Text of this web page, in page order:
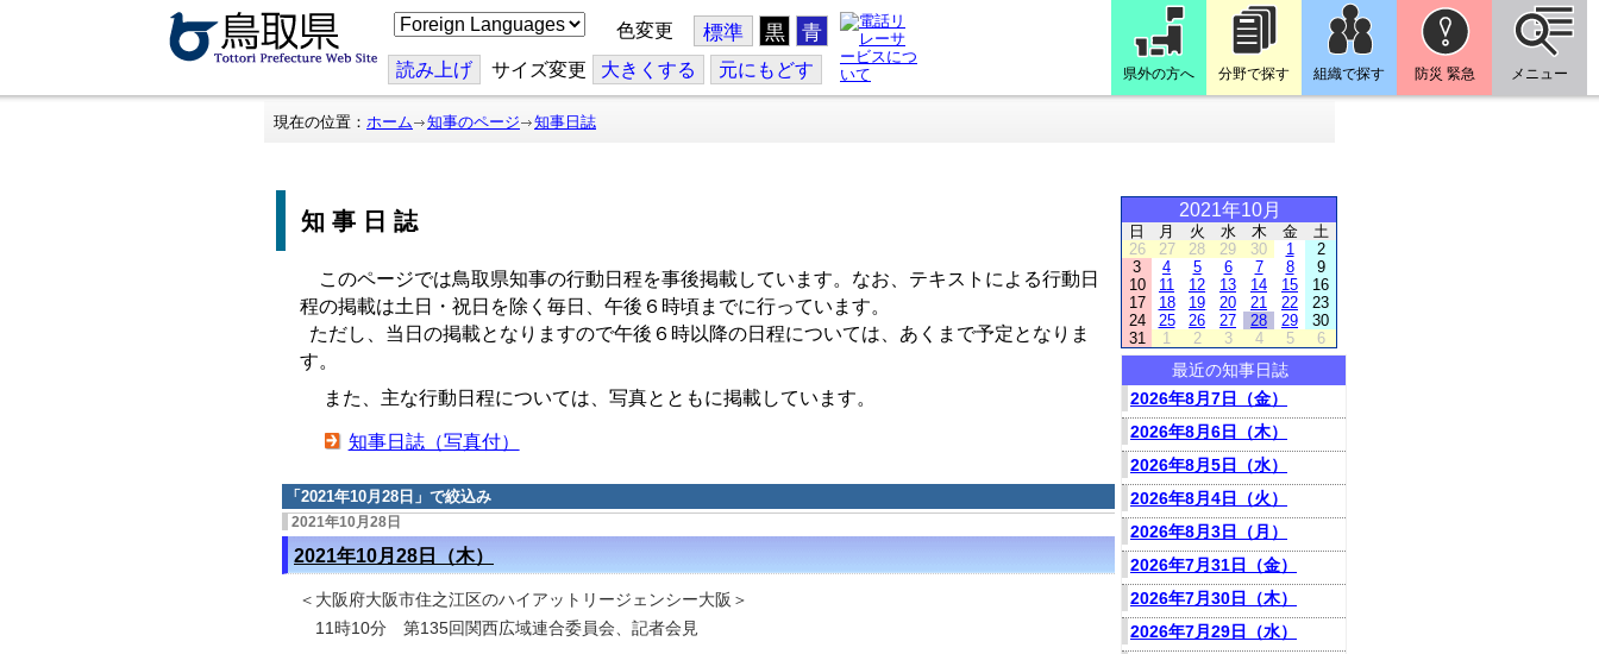
こ
の
ジ
を
翻
色変更 標準 黒 青
読み上げ サイズ変更 大きくする 元にもどす 県外の方へ 分野で探す 組織で探す 防災 緊急 メニュー
現在の位置： ホーム 知事のページ 知事日誌
知事日誌
このページでは鳥取県知事の行動日程を事後掲載しています。なお、テキストによる行動日
程の掲載は土日・祝日を除く毎日、午後６時頃までに行っています。
ただし、当日の掲載となりますので午後６時以降の日程については、あくまで予定となりま
す。
また、主な行動日程については、写真とともに掲載しています。
知事日誌（写真付）
「 2021年10月28日 」で絞込み
2021年10月28日
2021年10月28日（木）
＜大阪府大阪市住之江区のハイアットリージェンシー大阪＞
11時10分 第135回関西広域連合委員会、記者会見
2021年10月
日 月 火 水 木 金
土
26
27 28 29 30 1
2
3
4 5 6 7 8
9
10
11 12 13 14 15
16
17
18 19 20 21 22
23
24
25 26 27 28 29
30
31
1 2 3 4 5 6
最近の知事日誌
2026年8月7日（金）
2026年8月6日（木）
2026年8月5日（水）
2026年8月4日（火）
2026年8月3日（月）
2026年7月31日（金）
2026年7月30日（木）
2026年7月29日（水）